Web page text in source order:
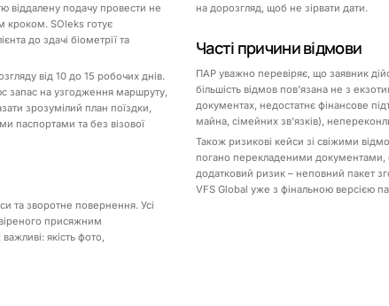
віддалену подачу провести не
кроком. SOleks готує
до здачі біометрії та
від 10 до 15 робочих днів.
запас на узгодження маршруту,
зрозумілий план поїздки,
паспортами та без візової
та зворотне повернення. Усі
присяжним
якість фото,
на дорозгляд, щоб не зірвати дати.
Часті причини відмови
ПАР уважно перевіряє, що заявник
більшість відмов повʼязана не з
документах, недостатнє фінансове
майна, сімейних звʼязків),
Також ризикові кейси зі свіжими
погано перекладеними документами,
додатковий ризик – неповний пакет
VFS Global уже з фінальною версією